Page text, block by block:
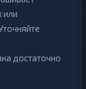
или
достаточно